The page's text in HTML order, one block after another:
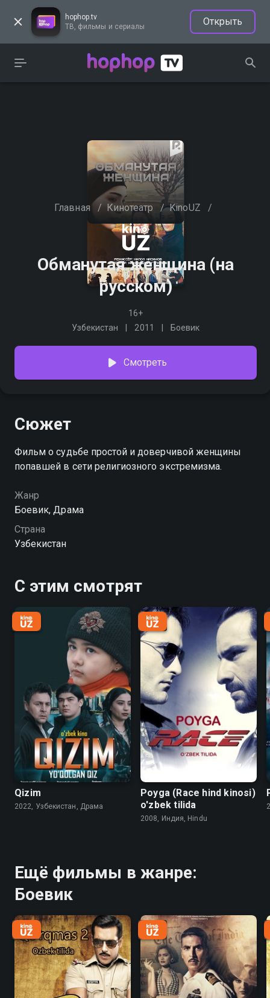
hophop.tv
ТВ, фильмы и сериалы
Открыть
Главная / Кинотеатр / KinoUZ /
Обманутая женщина (на
русском)
16+
Узбекистан
2011 Боевик
Смотреть
Сюжет
Фильм о судьбе простой и доверчивой женщины
попавшей в сети религиозного экстремизма.
Жанр
Боевик, Драма
Страна
Узбекистан
С этим смотрят
Qizim
2022, Узбекистан, Драма
Poyga (Race hind kinosi)
o'zbek tilida
2008, Индия, Hindu
Ещё фильмы в жанре:
Боевик